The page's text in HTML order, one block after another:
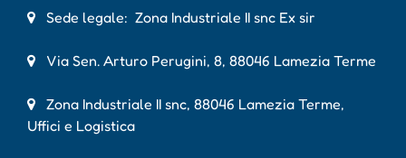
Sede legale: Zona Industriale II snc Ex sir
Via Sen. Arturo Perugini, 8, 88046 Lamezia Terme
Zona Industriale II snc, 88046 Lamezia Terme,
Uffici e Logistica